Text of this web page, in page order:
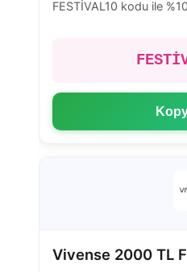
FESTİVAL10 kodu ile
Vivense 2000 TL